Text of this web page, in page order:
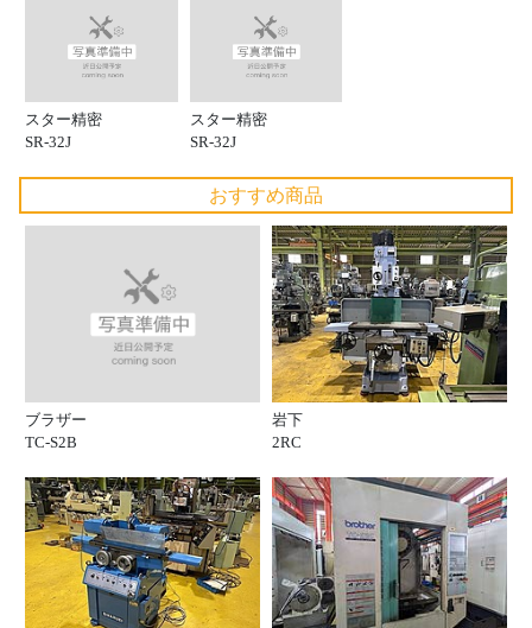
スター精密
SR-32J
スター精密
SR-32J
おすすめ商品
ブラザー
TC-S2B
岩下
2RC